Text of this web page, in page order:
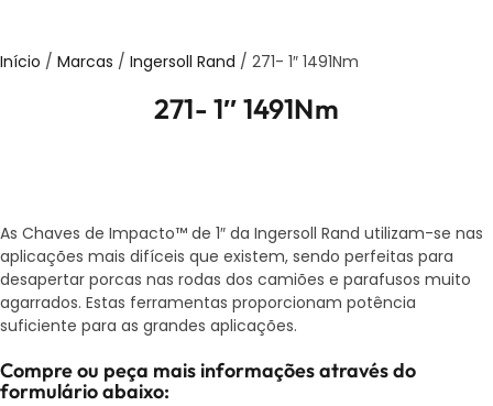
Início / Marcas / Ingersoll Rand / 271- 1″ 1491Nm
271- 1″ 1491Nm
As Chaves de Impacto™ de 1″ da Ingersoll Rand utilizam-se nas
aplicações mais difíceis que existem, sendo perfeitas para
desapertar porcas nas rodas dos camiões e parafusos muito
agarrados. Estas ferramentas proporcionam potência
suficiente para as grandes aplicações.
Compre ou peça mais informações através do
formulário abaixo: